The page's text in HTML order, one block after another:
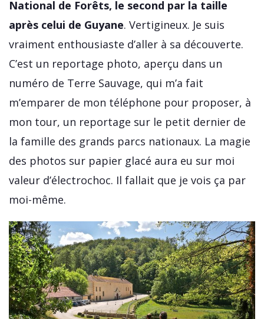
National de Forêts, le second par la taille
après celui de Guyane. Vertigineux. Je suis
vraiment enthousiaste d’aller à sa découverte.
C’est un reportage photo, aperçu dans un
numéro de Terre Sauvage, qui m’a fait
m’emparer de mon téléphone pour proposer, à
mon tour, un reportage sur le petit dernier de
la famille des grands parcs nationaux. La magie
des photos sur papier glacé aura eu sur moi
valeur d’électrochoc. Il fallait que je vois ça par
moi-même.